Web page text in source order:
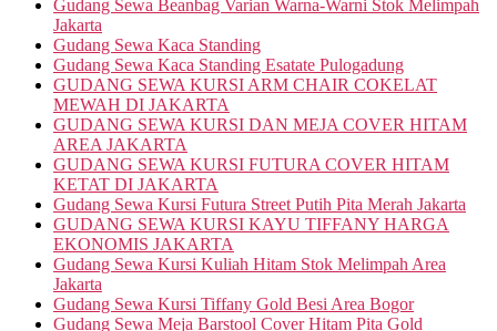
Gudang Sewa Beanbag Varian Warna-Warni Stok Melimpah
Jakarta
Gudang Sewa Kaca Standing
Gudang Sewa Kaca Standing Esatate Pulogadung
GUDANG SEWA KURSI ARM CHAIR COKELAT
MEWAH DI JAKARTA
GUDANG SEWA KURSI DAN MEJA COVER HITAM
AREA JAKARTA
GUDANG SEWA KURSI FUTURA COVER HITAM
KETAT DI JAKARTA
Gudang Sewa Kursi Futura Street Putih Pita Merah Jakarta
GUDANG SEWA KURSI KAYU TIFFANY HARGA
EKONOMIS JAKARTA
Gudang Sewa Kursi Kuliah Hitam Stok Melimpah Area
Jakarta
Gudang Sewa Kursi Tiffany Gold Besi Area Bogor
Gudang Sewa Meja Barstool Cover Hitam Pita Gold